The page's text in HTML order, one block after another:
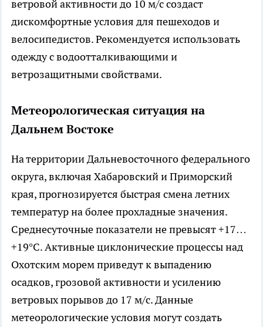
ветровой активности до 10 м/с создаст
дискомфортные условия для пешеходов и
велосипедистов. Рекомендуется использовать
одежду с водоотталкивающими и
ветрозащитными свойствами.
Метеорологическая ситуация на
Дальнем Востоке
На территории Дальневосточного федерального
округа, включая Хабаровский и Приморский
края, прогнозируется быстрая смена летних
температур на более прохладные значения.
Среднесуточные показатели не превысят +17…
+19°C. Активные циклонические процессы над
Охотским морем приведут к выпадению
осадков, грозовой активности и усилению
ветровых порывов до 17 м/с. Данные
метеорологические условия могут создать